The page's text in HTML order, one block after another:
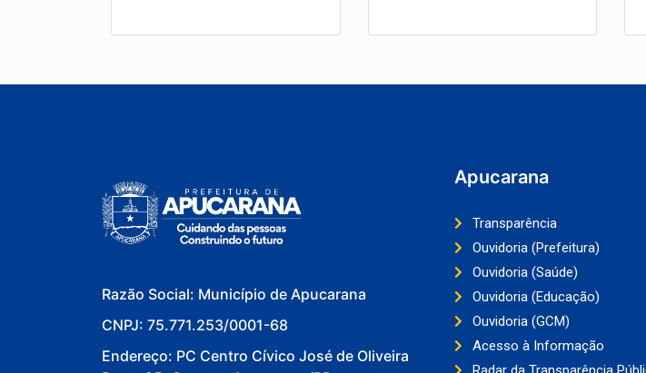
Razão Social: Município de Apucarana
CNPJ: 75.771.253/0001-68
Endereço: PC Centro Cívico José de Oliveira
Apucarana
Transparência
Ouvidoria (Prefeitura)
Ouvidoria (Saúde)
Ouvidoria (Educação)
Ouvidoria (GCM)
Acesso à Informação